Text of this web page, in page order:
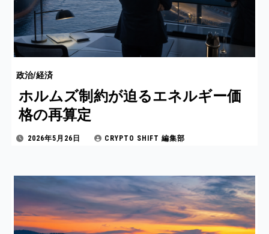
政治/経済
ホルムズ制約が迫るエネルギー価
格の再算定
2026年5月26日 CRYPTO SHIFT 編集部